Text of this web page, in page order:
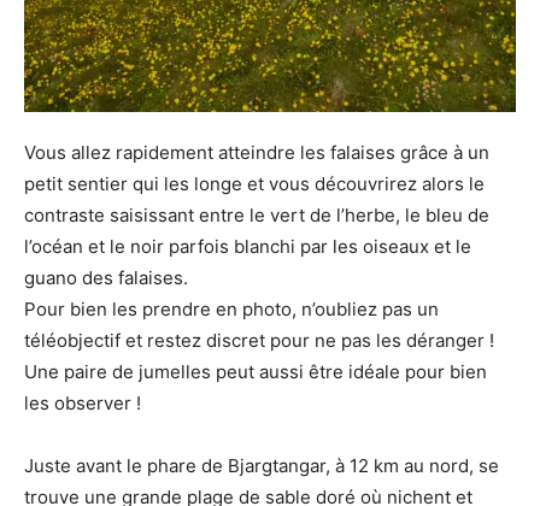
Vous allez rapidement atteindre les falaises grâce à un
petit sentier qui les longe et vous découvrirez alors le
contraste saisissant entre le vert de l’herbe, le bleu de
l’océan et le noir parfois blanchi par les oiseaux et le
guano des falaises.
Pour bien les prendre en photo, n’oubliez pas un
téléobjectif et restez discret pour ne pas les déranger !
Une paire de jumelles peut aussi être idéale pour bien
les observer !
Juste avant le phare de Bjargtangar, à 12 km au nord, se
trouve une grande plage de sable doré où nichent et